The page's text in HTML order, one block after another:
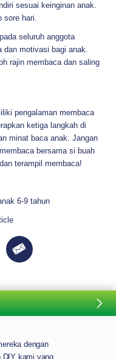
sesuai keinginan anak.
sore hari.
seluruh anggota
dan motivasi bagi anak.
rajin membaca dan saling
pengalaman membaca
ketiga langkah di
minat baca anak. Jangan
bersama si buah
terampil membaca!
6-9 tahun
dengan
DIY kami yang